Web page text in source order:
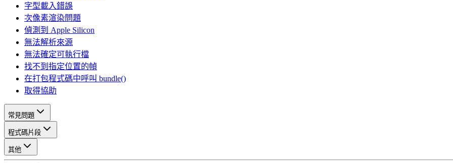
字型載入錯誤
次像素渲染問題
偵測到 Apple Silicon
無法解析來源
無法確定可執行檔
找不到指定位置的幀
在打包程式碼中呼叫 bundle()
取得協助
常見問題
程式碼片段
其他